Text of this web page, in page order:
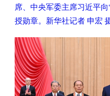
席、中央军委主席习近平
授勋章。新华社记者 申宏